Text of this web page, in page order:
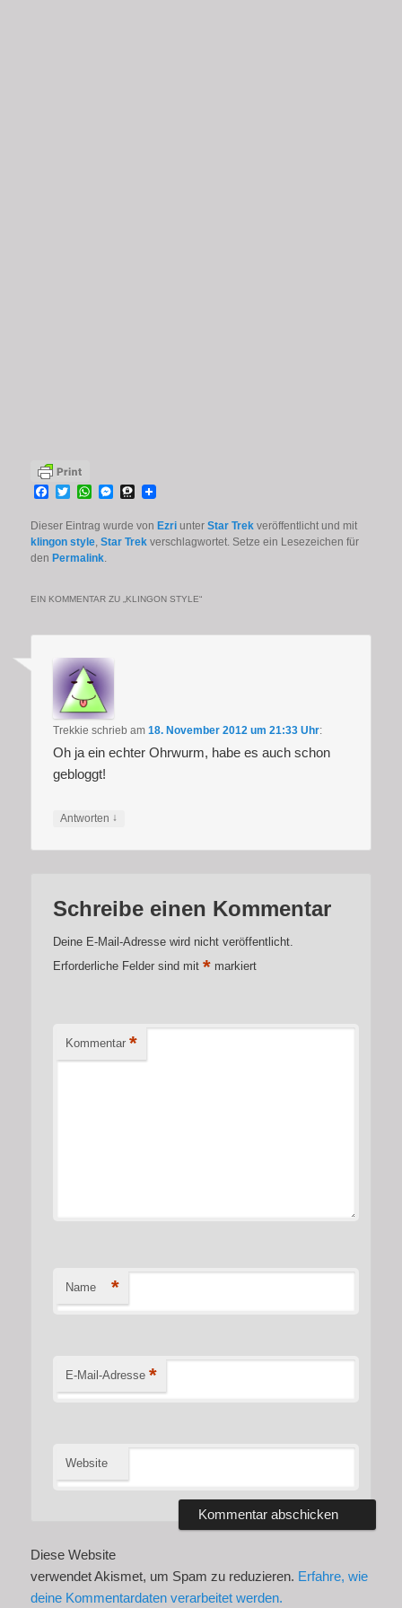
Facebook
TwitterWhatsApp
Messenger
Threema
Dieser Eintrag wurde vonEzri unterStar Trek veröffentlicht und mit
klingon style,Star Trek verschlagwortet. Setze ein Lesezeichen für
denPermalink.
EIN KOMMENTAR ZU „KLINGON STYLE“
Trekkie schrieb am18. November 2012 um 21:33 Uhr:
Oh ja ein echter Ohrwurm, habe es auch schon
gebloggt!
Antworten ↓
Schreibe einen Kommentar
Deine E-Mail-Adresse wird nicht veröffentlicht.
Erforderliche Felder sind mit* markiert
Kommentar *
Name *
E-Mail-Adresse *
Website
Diese Website
verwendet Akismet, um Spam zu reduzieren. Erfahre, wie
deine Kommentardaten verarbeitet werden.